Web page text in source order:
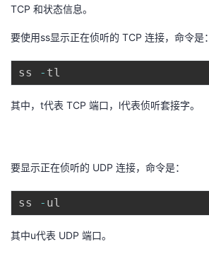
我
的
课
程
我
的
认
我
的我
藏
的
技
术
支
我
的
云
声
TCP 和状态信息。
要使用ss显示正在侦听的 TCP 连接，命令是：
ss -
其中，t代表 TCP 端口，l代表侦听套接字。
要显示正在侦听的 UDP 连接，命令是：
ss -
其中u代表 UDP 端口。